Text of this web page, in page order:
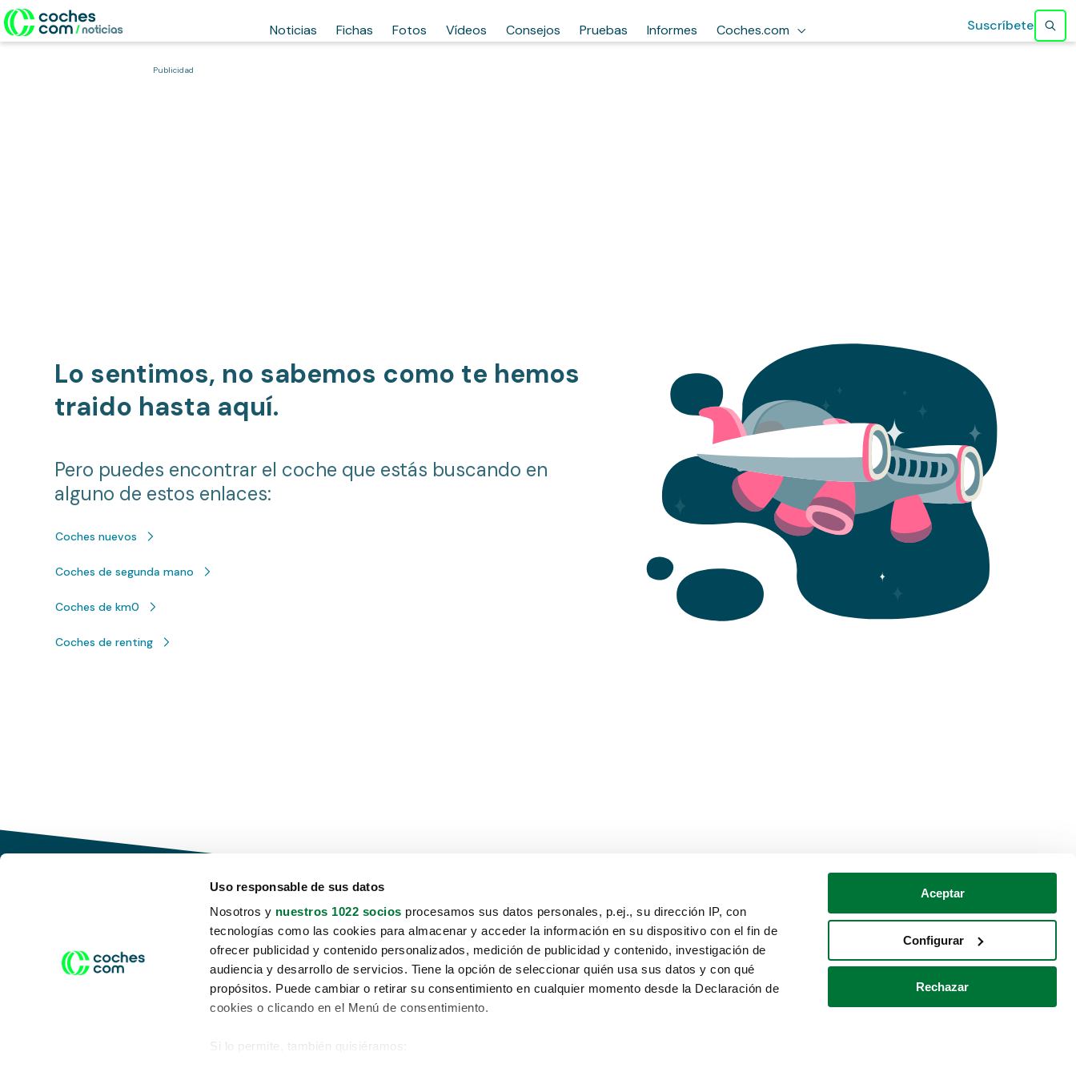
Uso responsable de sus datos
Nosotros y nuestros 1022 socios procesamos sus datos personales, p.ej., su dirección IP, con
tecnologías como las cookies para almacenar y acceder la información en su dispositivo con el fin de
ofrecer publicidad y contenido personalizados, medición de publicidad y contenido, investigación de
audiencia y desarrollo de servicios. Tiene la opción de seleccionar quién usa sus datos y con qué
propósitos. Puede cambiar o retirar su consentimiento en cualquier momento desde la Declaración de
cookies o clicando en el Menú de consentimiento.
Si lo permite, también quisiéramos:
Aceptar
Configurar
Rechazar
Noticias Fichas Fotos Vídeos Consejos Pruebas Informes Coches.com Suscríbete
Publicidad
Lo sentimos, no sabemos como te hemos
traido hasta aquí.
Pero puedes encontrar el coche que estás buscando en
alguno de estos enlaces:
Coches nuevos
Coches de segunda mano
Coches de km0
Coches de renting
Conduce tu futuro,
desata tu movilidad